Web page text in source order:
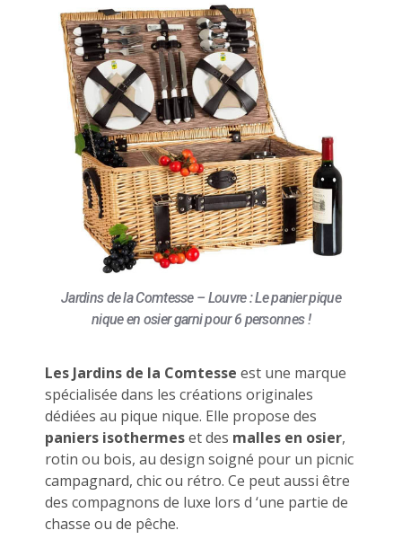
Jardins de la Comtesse – Louvre : Le panier pique
nique en osier garni pour 6 personnes !
Les Jardins de la Comtesse est une marque
spécialisée dans les créations originales
dédiées au pique nique. Elle propose des
paniers isothermeset des malles en osier,
rotin ou bois, au design soigné pour un picnic
campagnard, chic ou rétro. Ce peut aussi être
des compagnons de luxe lors d ‘une partie de
chasse ou de pêche.